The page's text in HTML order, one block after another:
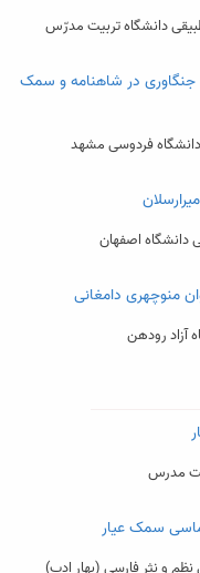
دانشگاه تربیت مدرّس
جنگاوری در شاهنامه و سمک
فردوسی مشهد
دانشگاه اصفهان
منوچهری دامغانی
آزاد رودهن
مدرس
سمک عیار
و نثر فارسی (بهار ادب)